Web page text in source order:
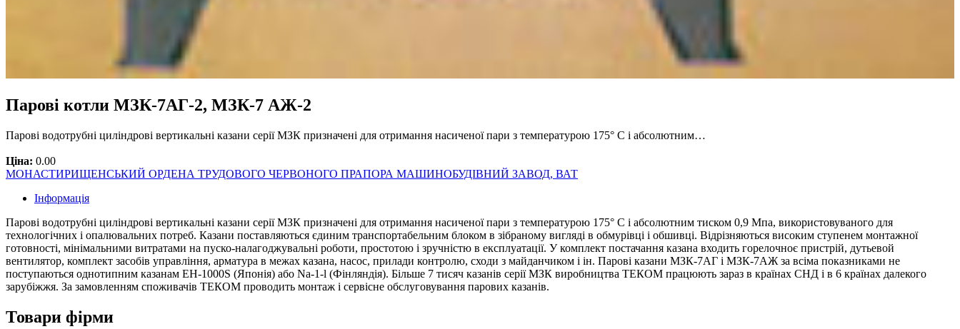
Парові котли МЗК-7АГ-2, МЗК-7 АЖ-2
Парові водотрубні циліндрові вертикальні казани серії МЗК призначені для отримання насиченої пари з температурою 175° C і абсолютним…
Ціна: 0.00
МОНАСТИРИЩЕНСЬКИЙ ОРДЕНА ТРУДОВОГО ЧЕРВОНОГО ПРАПОРА МАШИНОБУДІВНИЙ ЗАВОД, ВАТ
Інформація
Парові водотрубні циліндрові вертикальні казани серії МЗК призначені для отримання насиченої пари з температурою 175° C і абсолютним тиском 0,9 Мпа, використовуваного для
технологічних і опалювальних потреб. Казани поставляються єдиним транспортабельним блоком в зібраному вигляді в обмурівці і обшивці. Відрізняються високим ступенем монтажної
готовності, мінімальними витратами на пуско-налагоджувальні роботи, простотою і зручністю в експлуатації. У комплект постачання казана входить горелочноє пристрій, дутьевой
вентилятор, комплект засобів управління, арматура в межах казана, насос, прилади контролю, сходи з майданчиком і ін. Парові казани МЗК-7АГ і МЗК-7АЖ за всіма показниками не
поступаються однотипним казанам ЕН-1000S (Японія) або Na-1-l (Фінляндія). Більше 7 тисяч казанів серії МЗК виробництва ТЕКОМ працюють зараз в країнах СНД і в 6 країнах далекого
зарубіжжя. За замовленням споживачів ТЕКОМ проводить монтаж і сервісне обслуговування парових казанів.
Товари фірми